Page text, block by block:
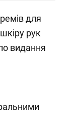
для
рук
видання